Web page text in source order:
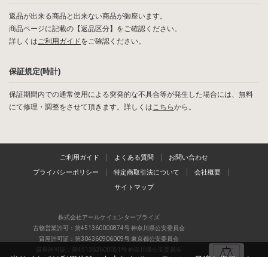
返品が出来る商品と出来ない商品が御座います。
商品ページに記載の【返品区分】をご確認ください。
詳しくはご利用ガイドをご確認ください。
保証規定(時計)
保証期間内での通常使用による突発的な不具合等が発生した場合には、無料
にて修理・調整をさせて頂きます。詳しくはこちらから。
ご利用ガイド よくある質問 お問い合わせ
プライバシーポリシー 特定商取引法について 会社概要
サイトマップ
株式会社アールケイエンタープライズ
古物営業許可：第451360000874号 神奈川県公安委員会
質屋許可証：第304360906009号 東京都公安委員会
質屋許可証：第451363600051号 神奈川県公安委員会